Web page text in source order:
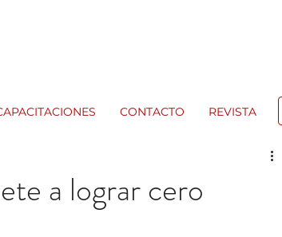
CONTACTO REVISTA
a lograr cero